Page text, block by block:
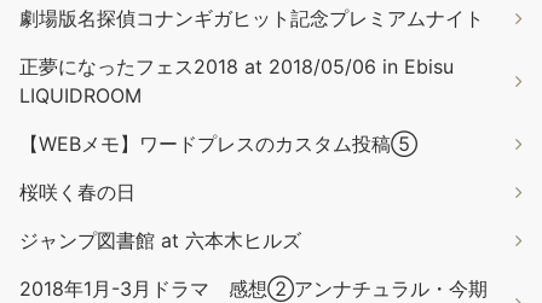
劇場版名探偵コナンギガヒット記念プレミアムナイト
正夢になったフェス2018 at 2018/05/06 in Ebisu
LIQUIDROOM
【WEBメモ】ワードプレスのカスタム投稿⑤
桜咲く春の日
ジャンプ図書館 at 六本木ヒルズ
2018年1月-3月ドラマ 感想②アンナチュラル・今期